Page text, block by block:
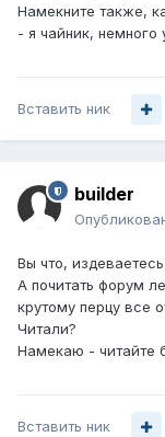
Намекните также,
- я чайник,
Вставить ник
builder
Вы что,
А почитать форум
крутому перцу все
Читали?
Намекаю - читайте
Вставить ник